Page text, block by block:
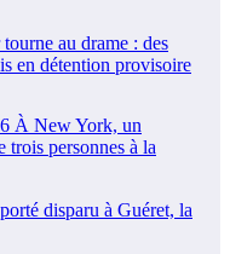
au drame : des
en détention provisoire
disparu à Guéret, la